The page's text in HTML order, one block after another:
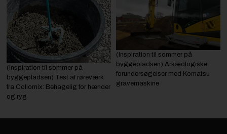
(Inspiration til sommer på
byggepladsen) Test af røreværk
fra Collomix: Behagelig for hænder
og ryg
(Inspiration til sommer på
byggepladsen) Arkæologiske
forundersøgelser med Komatsu
gravemaskine